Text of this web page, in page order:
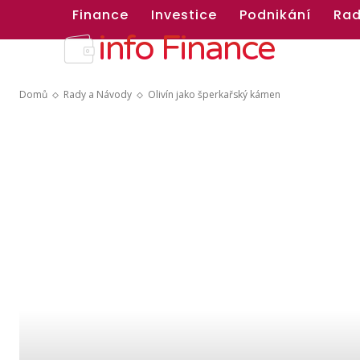
Finance Investice Podnikání
info Finance
Domů Rady a Návody Olivín jako šperkařský kámen